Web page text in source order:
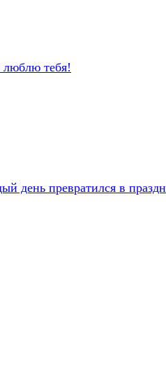
тебя!
день превратился в